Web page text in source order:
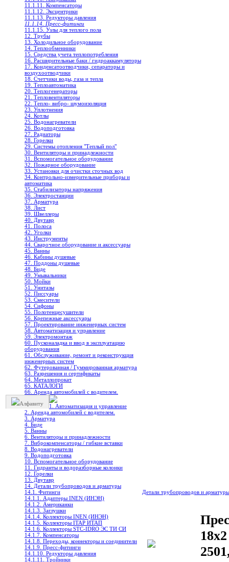
11.1.11. Компенсаторы
11.1.12. Эксцентрики
11.1.13. Редукторы давления
11.1.14. Пресс-фитинги
11.1.15. Узлы для теплого пола
12. Трубы
13. Холодильное oборудование
14. Теплообменники
15. Средства учета теплопотребления
16. Расширительные баки / гидроаккамуляторы
17. Конденсатоотводчики, сепараторы и
воздухоотводчики
18. Счетчики воды, газа и тепла
19. Теплоавтоматика
20. Теплогенераторы
21. Тепловентиляторы
22. Тепло- вибро- шумоизоляция
23. Уплотнения
24. Котлы
25. Водонагреватели
26. Водоподготовка
27. Радиаторы
28. Горелки
29. Системы отопления "Теплый пол"
30. Вентиляторы и принадлежности
31. Вспомогательное оборудование
32. Пожарное оборудование
33. Установки для очистки сточных вод
34. Контрольно-измерительные приборы и
автоматика
35. Стабилизаторы напряжения
36. Электростанции
37. Арматура
38. Лист
39. Швеллеры
40. Двутавр
41. Полоса
42. Уголки
43. Инструменты
44. Сварочное оборудование и аксессуары
45. Ванны
46. Кабины душевые
47. Поддоны душевые
48. Биде
49. Умывальники
50. Мойки
51. Унитазы
52. Писсуары
53. Смесители
54. Сифоны
55. Полотенцесушители
56. Крепежные аксессуары
57. Проектирование инженерных систем
58. Автоматизация и управление
59. Электромонтаж
60. Пусконаладка и ввод в эксплуатацию
оборудования
61. Обслуживание, ремонт и реконструкция
инженерных систем
62. Футерованная / Гуммированная арматура
63. Разрешения и сертификаты
64. Металлопрокат
65. КАТАЛОГИ
66. Аренда автомобилей с водителем.
Алфавиту
1. Автоматизация и управление
2. Аренда автомобилей с водителем.
3. Арматура
4. Биде
5. Ванны
6. Вентиляторы и принадлежности
7. Виброкомпенсаторы / гибкие вставки
8. Водонагреватели
9. Водоподготовка
10. Вспомогательное оборудование
11. Гидранты и водоразборные колонки
12. Горелки
13. Двутавр
14. Детали трубопроводов и арматуры
14.1. Фитинги
14.1.1. Адаптеры INEN (ИНЭН)
14.1.2. Американки
14.1.3. Заглушки
14.1.4. Коллекторы INEN (ИНЭН)
14.1.5. Коллекторы ITAP ИТАП
14.1.6. Коллекторы STC-IDRO ЭС ТИ СИ
14.1.7. Компенсаторы
14.1.8. Переходы, коннекторы и соединители
14.1.9. Пресс-фитинги
14.1.10. Редукторы давления
14.1.11. Тройники
Детали трубопроводов и